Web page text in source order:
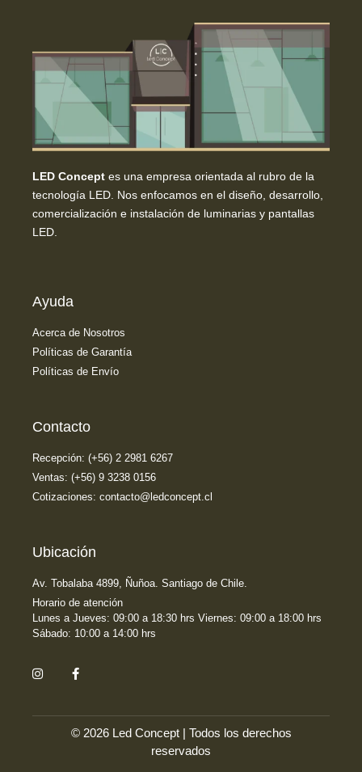
LED Concept es una empresa orientada al rubro de la
tecnología LED. Nos enfocamos en el diseño, desarrollo,
comercialización e instalación de luminarias y pantallas
LED.
Ayuda
Acerca de Nosotros
Políticas de Garantía
Políticas de Envío
Contacto
Recepción: (+56) 2 2981 6267
Ventas: (+56) 9 3238 0156
Cotizaciones: contacto@ledconcept.cl
Ubicación
Av. Tobalaba 4899, Ñuñoa. Santiago de Chile.
Horario de atención
Lunes a Jueves: 09:00 a 18:30 hrs Viernes: 09:00 a 18:00 hrs
Sábado: 10:00 a 14:00 hrs
© 2026 Led Concept | Todos los derechos
reservados